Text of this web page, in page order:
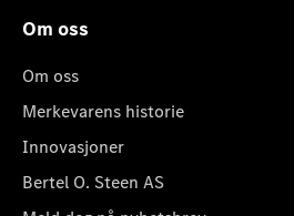
Om oss
Om oss
Merkevarens historie
Innovasjoner
Bertel O. Steen AS